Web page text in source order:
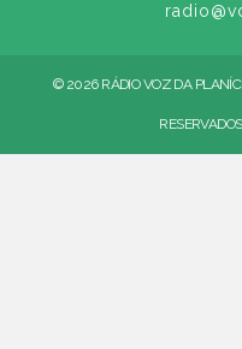
© 2026 RÁDIO VOZ DA